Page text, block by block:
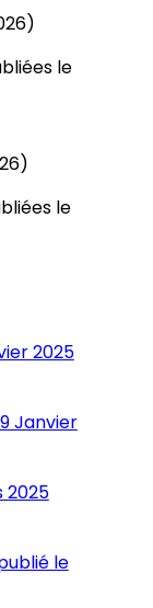
le
le
2025
Janvier
2025
le